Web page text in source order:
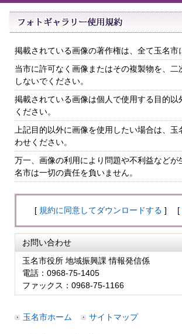
掲載されている画像の著作権は、全て玉名市
当市に許可なく画像またはその複製物を、二
しないでください。
掲載されている画像は個人で使用する目的以
ください。
上記目的以外に画像を使用したい場合は、
わせください。
万一、画像の利用により問題や不利益などが
名市は一切の責任を負いません。
[ 規約に同意してダウンロードする ] [
お問い合わせ
玉名市役所 地域振興課 情報発信係
電話：0968-75-1405
ファックス：0968-75-1166
玉名市ホーム サイトマップ